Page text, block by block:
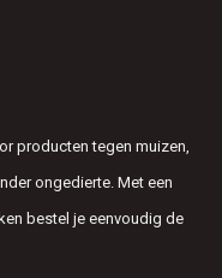
producten tegen muizen,
ongedierte. Met een
bestel je eenvoudig de